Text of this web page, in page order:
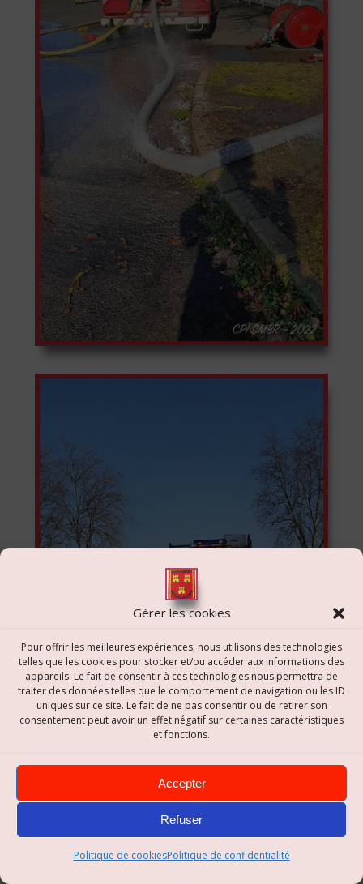
Gérer les cookies
Pour offrir les meilleures expériences, nous utilisons des technologies
telles que les cookies pour stocker et/ou accéder aux informations des
appareils. Le fait de consentir à ces technologies nous permettra de
traiter des données telles que le comportement de navigation ou les ID
uniques sur ce site. Le fait de ne pas consentir ou de retirer son
consentement peut avoir un effet négatif sur certaines caractéristiques
et fonctions.
Accepter
Refuser
Politique de cookiesPolitique de confidentialité